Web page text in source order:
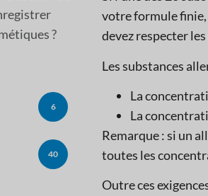
?
6
40
votre formule finie,
devez respecter
Les substances
La
La
Remarque : si un
toutes les
Outre ces